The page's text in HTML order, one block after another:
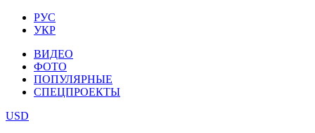
РУС
УКР
ВИДЕО
ФОТО
ПОПУЛЯРНЫЕ
СПЕЦПРОЕКТЫ
USD